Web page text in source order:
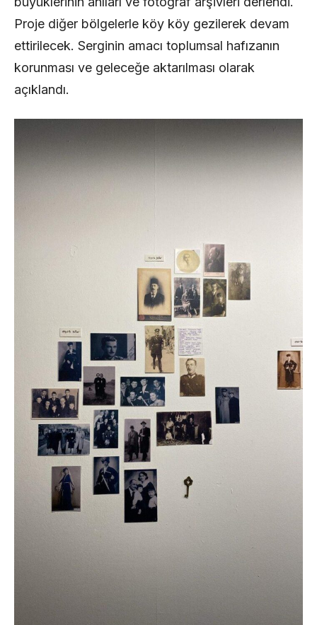
Proje diğer bölgelerle köy köy gezilerek devam
ettirilecek. Serginin amacı toplumsal hafızanın
korunması ve geleceğe aktarılması olarak
açıklandı.